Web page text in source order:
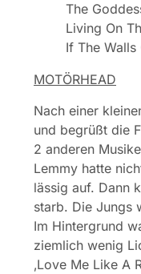
The
Living On
If The
MOTÖRHEAD
Nach einer
und begrüßt die
2 anderen
Lemmy hatte
lässig auf. Dann
starb. Die Jungs
Im Hintergrund
ziemlich wenig
‚Love Me Like A